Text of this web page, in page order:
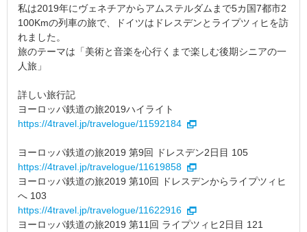
私は2019年にヴェネチアからアムステルダムまで5カ国7都市2
100Kmの列車の旅で、ドイツはドレスデンとライプツィヒを訪
れました。
旅のテーマは「美術と音楽を心行くまで楽しむ後期シニアの一
人旅」
詳しい旅行記
ヨーロッパ鉄道の旅2019ハイライト
https://4travel.jp/travelogue/11592184
ヨーロッパ鉄道の旅2019 第9回 ドレスデン2日目 105
https://4travel.jp/travelogue/11619858
ヨーロッパ鉄道の旅2019 第10回 ドレスデンからライプツィヒ
へ 103
https://4travel.jp/travelogue/11622916
ヨーロッパ鉄道の旅2019 第11回 ライプツィヒ2日目 121